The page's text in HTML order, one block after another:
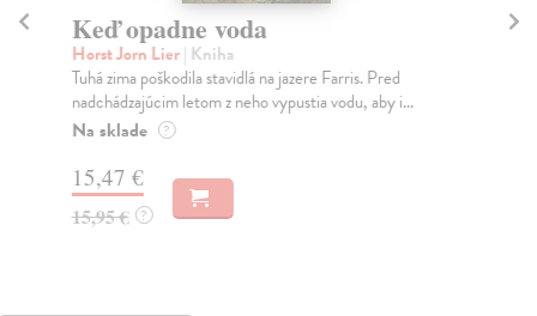
Keď opadne voda
Horst Jorn Lier| Kniha
Tuhá zima poškodila stavidlá na jazere Farris. Pred
nadchádzajúcim letom z neho vypustia vodu, aby i...
Na sklade ?
15,47 €
15,95 € ?